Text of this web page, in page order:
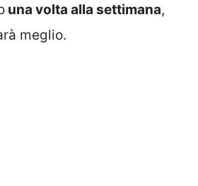
una volta alla settimana,
meglio.